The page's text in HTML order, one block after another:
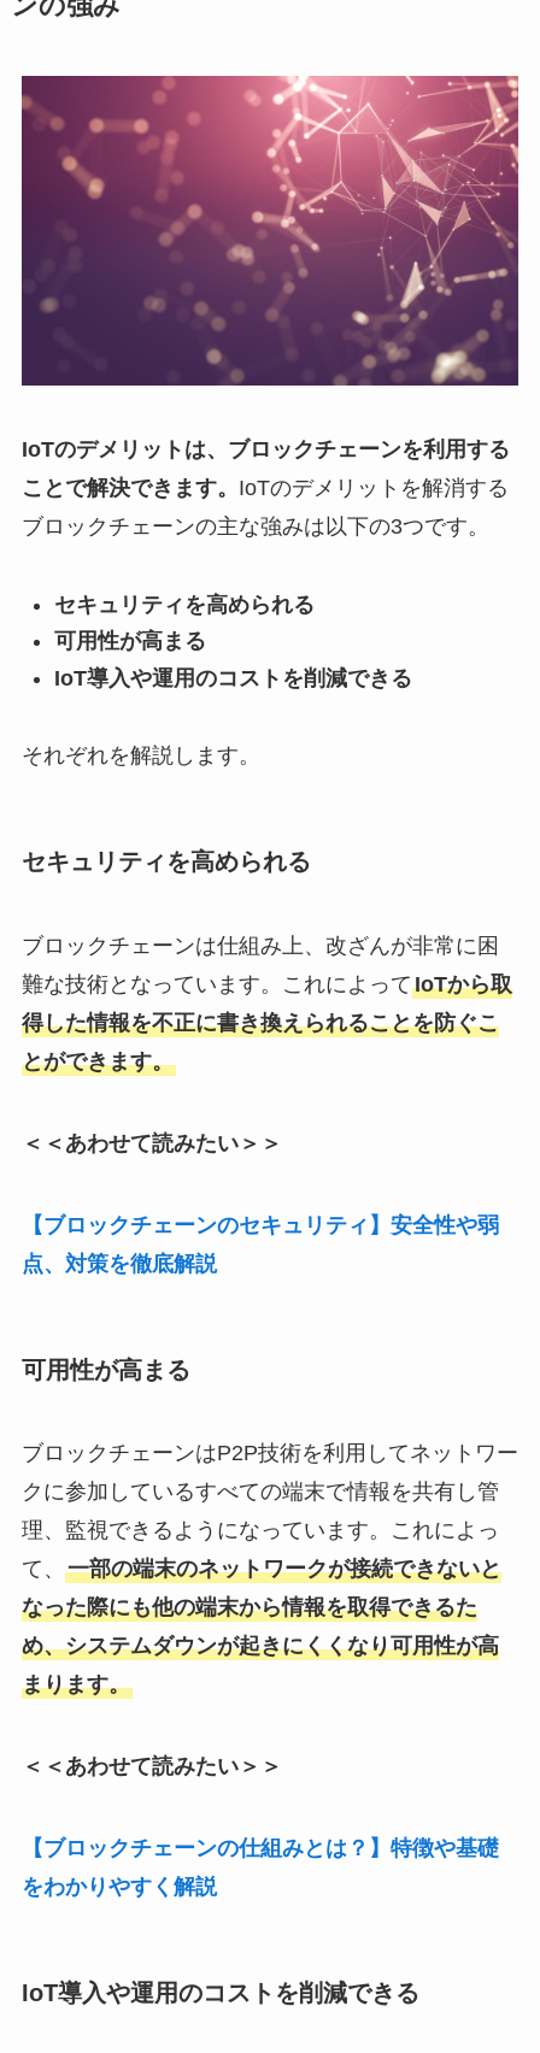
ンの強み
IoTのデメリットは、ブロックチェーンを利用する
ことで解決できます。 IoTのデメリットを解消する
ブロックチェーンの主な強みは以下の3つです。
セキュリティを高められる
可用性が高まる
IoT導入や運用のコストを削減できる
それぞれを解説します。
セキュリティを高められる
ブロックチェーンは仕組み上、改ざんが非常に困
難な技術となっています。これによってIoTから取
得した情報を不正に書き換えられることを防ぐこ
とができます。
＜＜あわせて読みたい＞＞
【ブロックチェーンのセキュリティ】安全性や弱
点、対策を徹底解説
可用性が高まる
ブロックチェーンはP2P技術を利用してネットワー
クに参加しているすべての端末で情報を共有し管
理、監視できるようになっています。これによっ
て、 一部の端末のネットワークが接続できないと
なった際にも他の端末から情報を取得できるた
め、システムダウンが起きにくくなり可用性が高
まります。
＜＜あわせて読みたい＞＞
【ブロックチェーンの仕組みとは？】特徴や基礎
をわかりやすく解説
IoT導入や運用のコストを削減できる